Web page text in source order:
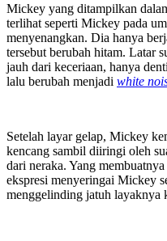
Mickey yang ditampilkan
terlihat seperti Mickey pada
menyenangkan. Dia hanya
tersebut berubah hitam. Latar
jauh dari keceriaan, hanya
lalu berubah menjadi white
Setelah layar gelap, Mickey
kencang sambil diiringi oleh
dari neraka. Yang
ekspresi menyeringai Mickey
menggelinding jatuh layaknya